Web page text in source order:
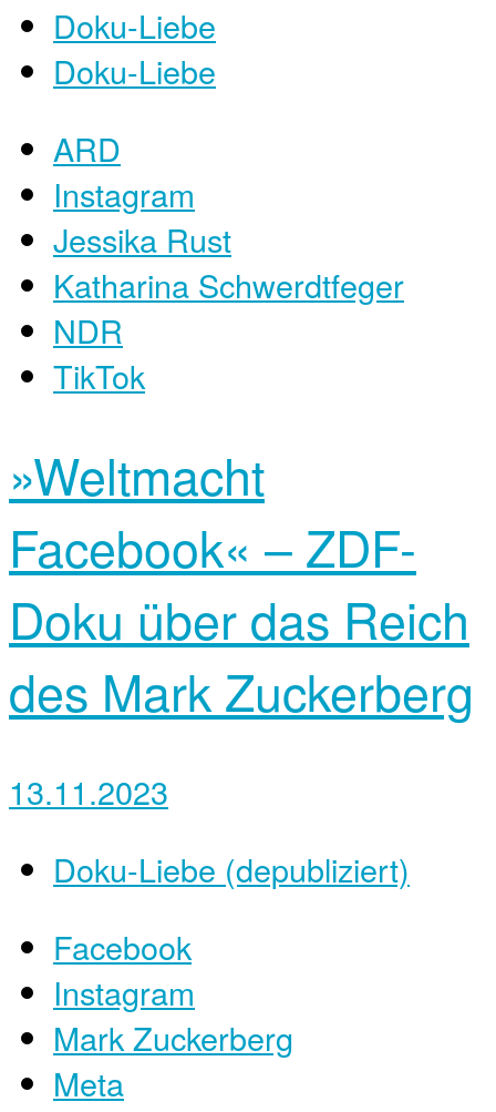
Doku-Liebe
Doku-Liebe
ARD
Instagram
Jessika Rust
Katharina Schwerdtfeger
NDR
TikTok
»Weltmacht
Facebook« – ZDF-
Doku über das Reich
des Mark Zuckerberg
13.11.2023
Doku-Liebe (depubliziert)
Facebook
Instagram
Mark Zuckerberg
Meta